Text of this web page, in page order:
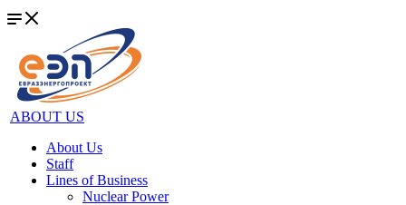
ABOUT US
About Us
Staff
Lines of Business
Nuclear Power